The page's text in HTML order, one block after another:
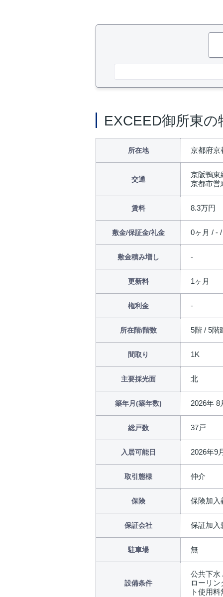
EXCEED御所東の
所在地 京都府京
交通
京阪鴨東
京都市営
賃料 8.3万円
敷金/保証金/礼金 0ヶ月 / -
敷金積み増し
更新料 1ヶ月
権利金
所在階/階数 5階 / 5階
間取り 1K
主要採光面 北
築年月(築年数) 2026年 8
総戸数 37戸
入居可能日 2026年9
取引態様 仲介
保険 保険加入
保証会社 保証加入
駐車場 無
設備条件
公共下水
ローリ
ト使用